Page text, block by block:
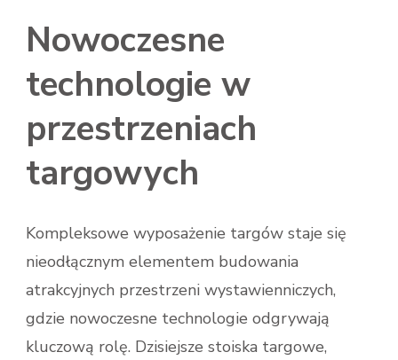
Nowoczesne
technologie w
przestrzeniach
targowych
Kompleksowe wyposażenie targów staje się
nieodłącznym elementem budowania
atrakcyjnych przestrzeni wystawienniczych,
gdzie nowoczesne technologie odgrywają
kluczową rolę. Dzisiejsze stoiska targowe,